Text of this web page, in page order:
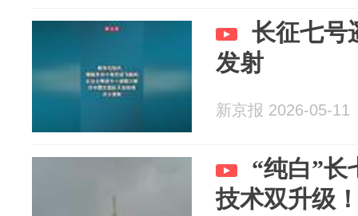
长征七号
发射
新京报 2026-05-11
“纯白”长
技术双升级